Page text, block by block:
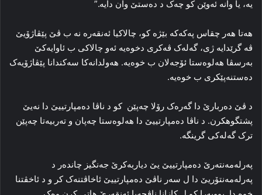
یە، یا وانە ئەوێن کو چەک د دەستێ وان دایە.”
ھەتا ھەر چقاس پەکەکە بێژە کو، چالاکیا ئەنقەرە نە ب ڤێ پێڤاژۆیێ
ڤە گرێدایە ژی، گەلەک ڤەکری دخوەیە ئەو چالاکی ب ئاوایەکێ
بەرسڤا ھەلوەستا ئۆجەلان ب خوەیە. ھەولدانەکا سەکندانا پێڤاژۆیەک
دەستنەپێکری ب خوەیە.
د ڤێ دەربارێ دا گەرەک رۆلا چەپێن کو د ناڤا دەمپارتییێ دا نەیێ
پشتگوھکرن. د ناڤا دەمپارتییێ دا ھەلوەستا چەپان و تەربیەتا چەپێن
ترک گەلەکی گرینگە.
پەرلەمەنتەرێ دەمپارتییێ یێ دیاربەکرێ جەنگیز چاندەر د
پەرلەمەنتۆریێ دا ل سەر ناڤێ دەمپارتییێ ئاخاڤتنەک کر و د ئاخڤتنا